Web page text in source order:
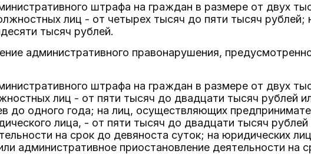
штрафа на граждан в размере от двух
лиц - от четырех тысяч до пяти тысяч рублей;
тысяч рублей.
административного правонарушения,
штрафа на граждан в размере от двух
лиц - от пяти тысяч до двадцати тысяч рублей
до одного года; на лиц, осуществляющих
лица, - от пяти тысяч до двадцати тысяч
на срок до девяноста суток; на юридических
административное приостановление деятельности на